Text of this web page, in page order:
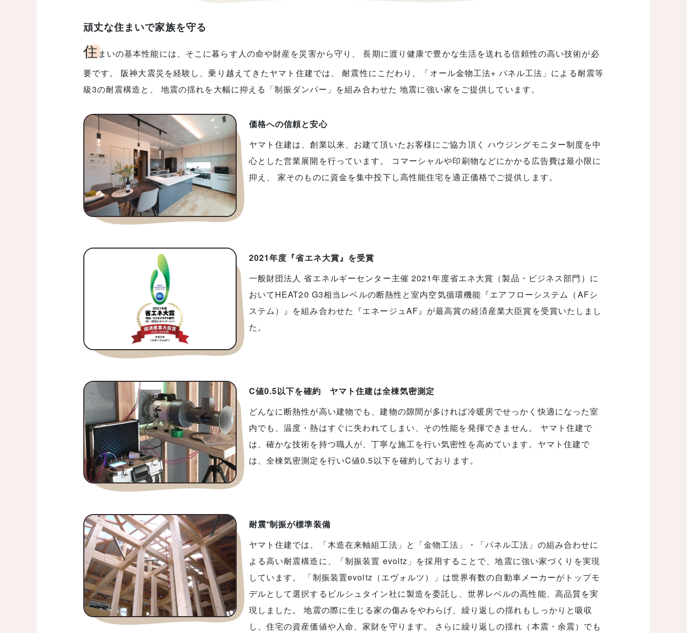
頑丈な住まいで家族を守る
住まいの基本性能には、そこに暮らす人の命や財産を災害から守り、 長期に渡り健康で豊かな生活を送れる信頼性の高い技術が必
要です。 阪神大震災を経験し、乗り越えてきたヤマト住建では、 耐震性にこだわり、「オール金物工法+ パネル工法」による耐震等
級3の耐震構造と、 地震の揺れを大幅に抑える「制振ダンパー」を組み合わせた 地震に強い家をご提供しています。
価格への信頼と安心
ヤマト住建は、創業以来、お建て頂いたお客様にご協力頂く ハウジングモニター制度を中
心とした営業展開を行っています。 コマーシャルや印刷物などにかかる広告費は最小限に
抑え、 家そのものに資金を集中投下し高性能住宅を適正価格でご提供します。
2021年度『省エネ大賞』を受賞
一般財団法人 省エネルギーセンター主催 2021年度省エネ大賞（製品・ビジネス部門）に
おいてHEAT20 G3相当レベルの断熱性と室内空気循環機能『エアフローシステム（AFシ
ステム）』を組み合わせた『エネージュAF』が最高賞の経済産業大臣賞を受賞いたしまし
た。
C値0.5以下を確約 ヤマト住建は全棟気密測定
どんなに断熱性が高い建物でも、建物の隙間が多ければ冷暖房でせっかく快適になった室
内でも、温度・熱はすぐに失われてしまい、その性能を発揮できません。 ヤマト住建で
は、確かな技術を持つ職人が、丁寧な施工を行い気密性を高めています。ヤマト住建で
は、全棟気密測定を行いC値0.5以下を確約しております。
耐震⁺制振が標準装備
ヤマト住建では、「木造在来軸組工法」と「金物工法」・「パネル工法」の組み合わせに
よる高い耐震構造に、「制振装置 evoltz」を採用することで、地震に強い家づくりを実現
しています。 「制振装置evoltz（エヴォルツ）」は世界有数の自動車メーカーがトップモ
デルとして選択するビルシュタイン社に製造を委託し、世界レベルの高性能、高品質を実
現しました。 地震の際に生じる家の傷みをやわらげ、繰り返しの揺れもしっかりと吸収
し、住宅の資産価値や人命、家財を守ります。 さらに繰り返しの揺れ（本震・余震）でも